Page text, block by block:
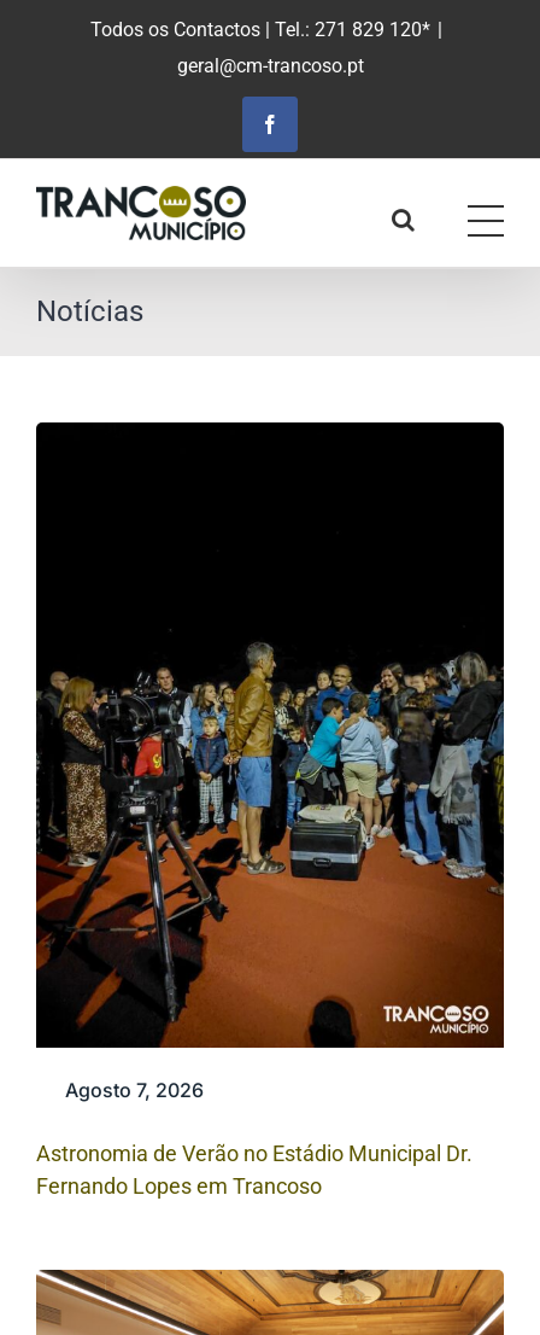
Todos os Contactos | Tel.: 271 829 120* |
geral@cm-trancoso.pt
Facebook
Notícias
Agosto 7, 2026
Astronomia de Verão no Estádio Municipal Dr.
Fernando Lopes em Trancoso